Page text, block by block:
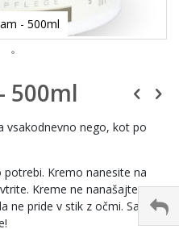
- 500ml
500ml
vsakodnevno nego, kot po
potrebi. Kremo nanesite na
Kreme ne nanašajte na
ne pride v stik z očmi. Samo